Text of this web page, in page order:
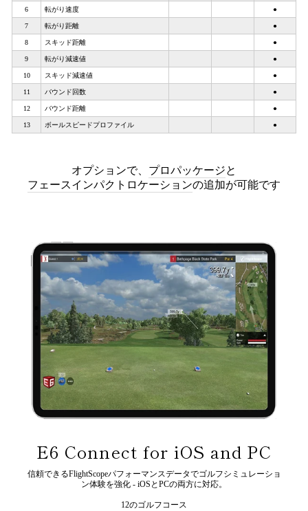
6 転がり速度 ●
7 転がり距離 ●
8 スキッド距離 ●
9 転がり減速値 ●
10 スキッド減速値 ●
11 バウンド回数 ●
12 バウンド距離 ●
13 ボールスピードプロファイル ●
オプションで、 プロパッケージと
フェースインパクトロケーションの追加が可能です
E6 Connect for iOS and PC
信頼できるFlightScopeパフォーマンスデータでゴルフシミュレーショ
ン体験を強化 - iOSとPCの両方に対応。
12のゴルフコース